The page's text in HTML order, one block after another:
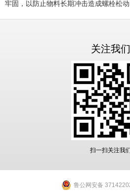
牢固，以防止物料长期冲击造成螺栓松动
关注我们
扫一扫关注我
鲁公网安备